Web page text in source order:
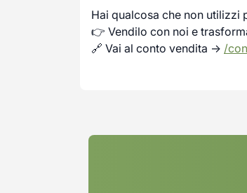
Hai qualcosa che non utilizzi
👉 Vendilo con noi e
🔗 Vai al conto vendita → /